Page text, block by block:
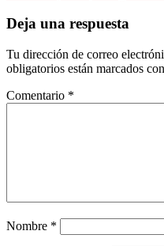
Deja una respuesta
Tu dirección de correo
obligatorios están marcados con
Comentario *
Nombre *